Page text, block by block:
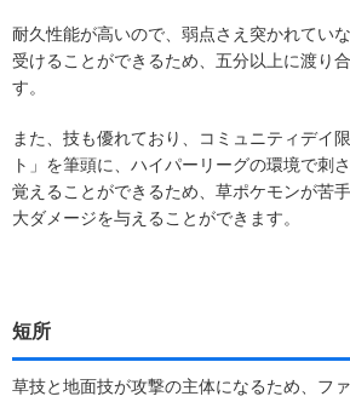
耐久性能が高いので、弱点さえ突かれてい
受けることができるため、五分以上に渡り
す。
また、技も優れており、コミュニティデイ
ト」を筆頭に、ハイパーリーグの環境で刺
覚えることができるため、草ポケモンが苦
大ダメージを与えることができます。
短所
草技と地面技が攻撃の主体になるため、フ